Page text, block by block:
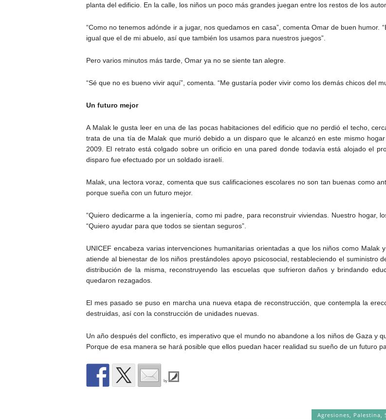
planta del edificio. En la calle, los niños un poco más grandes juegan entre los restos de los
“Como no tenemos adónde ir a jugar, nos quedamos en casa”, comenta Omar de buen humor.
igual que el de mi abuelo, así que también los usamos para nuestros juegos”.
Pero varios minutos más tarde, Omar ya no se siente tan alegre.
“Sé que no es bueno vivir aquí”, comenta. “Me gustaría poder vivir como los demás chicos del
Un futuro mejor
A Malak le gusta leer en una de las pocas habitaciones del edificio que no perdió el techo,
trata de una tía de Malak que murió debido a un disparo que le alcanzó en este mismo
2009. El retrato está colgado sobre un orificio en una pared donde todavía está alojado el
disparo fue efectuado por un soldado israelí.
Malak, una lectora voraz, comenta que sus calificaciones escolares no son tan buenas como
porque sueña con un futuro mejor.
“Quiero dedicarme a la ingeniería, como mi padre, para reconstruir viviendas. Nuestro hogar,
“Quiero ayudar para que todos se sientan seguros”.
UNICEF encabeza varias intervenciones humanitarias orientadas a que los niños como Malak
atiende al bienestar de los niños prestándoles apoyo psicosocial, restableciendo el suministro
distribución de la misma, reconstruyendo las escuelas que sufrieron daños y brindando
quedaron rezagados.
El mes pasado se puso en marcha una nueva etapa de reconstrucción, que contempla la
destruidas, así con la construcción de unidades nuevas.
Un año después del conflicto, es imperativo que el mundo no abandone a los niños de Gaza y
Porque de esa manera se hará posible que ellos puedan hacer realidad su sueño de un futuro
by
Agresiones Palestina ,